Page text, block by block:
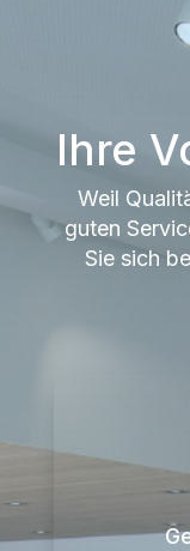
Ihre
Weil
guten
Sie sich